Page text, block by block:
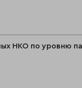
НКО по уровню